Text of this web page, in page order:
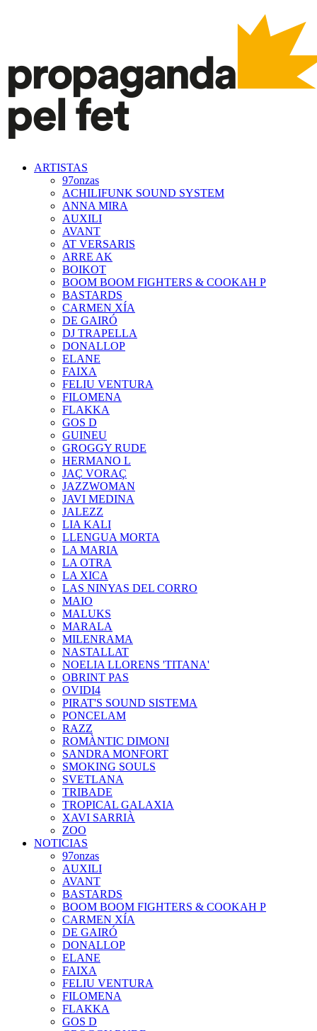
ARTISTAS
97onzas
ACHILIFUNK SOUND SYSTEM
ANNA MIRA
AUXILI
AVANT
AT VERSARIS
ARRE AK
BOIKOT
BOOM BOOM FIGHTERS & COOKAH P
BASTARDS
CARMEN XÍA
DE GAIRÓ
DJ TRAPELLA
DONALLOP
ELANE
FAIXA
FELIU VENTURA
FILOMENA
FLAKKA
GOS D
GUINEU
GROGGY RUDE
HERMANO L
JAÇ VORAÇ
JAZZWOMAN
JAVI MEDINA
JALEZZ
LIA KALI
LLENGUA MORTA
LA MARIA
LA OTRA
LA XICA
LAS NINYAS DEL CORRO
MAIO
MALUKS
MARALA
MILENRAMA
NASTALLAT
NOELIA LLORENS 'TITANA'
OBRINT PAS
OVIDI4
PIRAT'S SOUND SISTEMA
PONCELAM
RAZZ
ROMÀNTIC DIMONI
SANDRA MONFORT
SMOKING SOULS
SVETLANA
TRIBADE
TROPICAL GALAXIA
XAVI SARRIÀ
ZOO
NOTICIAS
97onzas
AUXILI
AVANT
BASTARDS
BOOM BOOM FIGHTERS & COOKAH P
CARMEN XÍA
DE GAIRÓ
DONALLOP
ELANE
FAIXA
FELIU VENTURA
FILOMENA
FLAKKA
GOS D